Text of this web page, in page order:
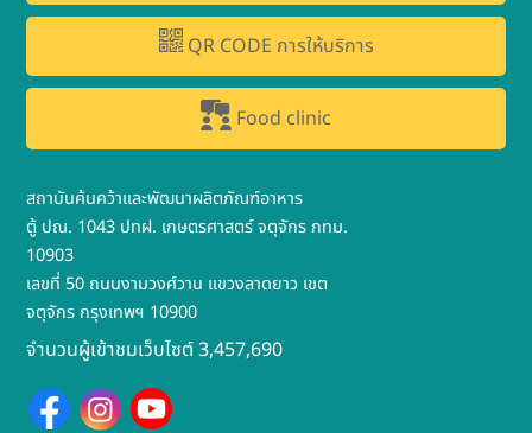
QR CODE การให้บริการ
Food clinic
สถาบันค้นคว้าและพัฒนาผลิตภัณฑ์อาหาร
ตู้ ปณ. 1043 ปทฝ. เกษตรศาสตร์ จตุจักร กทม.
10903
เลขที่ 50 ถนนงามวงศ์วาน แขวงลาดยาว เขต
จตุจักร กรุงเทพฯ 10900
จำนวนผู้เข้าชมเว็บไซต์ 3,457,690